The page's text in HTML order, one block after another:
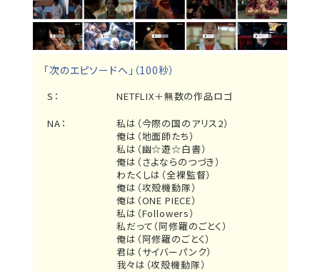
「次のエピソードへ」（100秒）
S：
NETFLIX＋無数の作品ロゴ
NA：
私は（今際の国のアリス2）
俺は（地面師たち）
私は（幽☆遊☆白書）
俺は（さよならのつづき）
わたくしは（全裸監督）
俺は（攻殻機動隊）
俺は（ONE PIECE）
私は（Followers）
私だって（阿修羅のごとく）
俺は（阿修羅のごとく）
君は（サイバーパンク）
我々は（攻殻機動隊）